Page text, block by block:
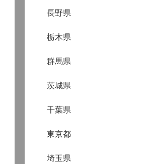
長野県
栃木県
群馬県
茨城県
千葉県
東京都
埼玉県